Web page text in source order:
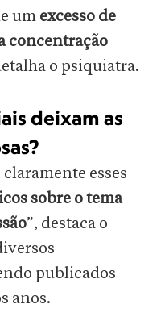
um excesso de
concentração
o psiquiatra.
deixam as
esses
sobre o tema
”, destaca o
publicados
anos.